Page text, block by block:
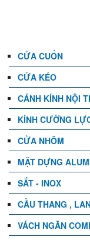
CỬA CUỐN
CỬA KÉO
CÁNH KÍNH NỘI
KÍNH CƯỜNG
CỬA NHÔM
MẶT DỰNG
SẮT - INOX
CẦU THANG ,
VÁCH NGĂN